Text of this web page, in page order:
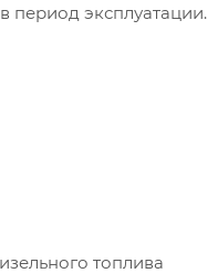
период эксплуатации.
топлива